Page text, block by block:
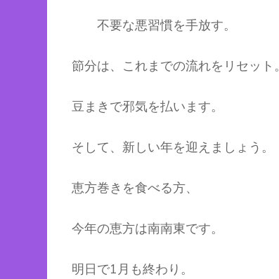
不要な悪習慣を手放す。
節分は、これまでの流れをリセット。
豆まきで邪気を払います。
そして、新しい年を迎えましょう。
恵方巻きを食べる方、
今年の恵方は南南東です。
明日で1月も終わり。